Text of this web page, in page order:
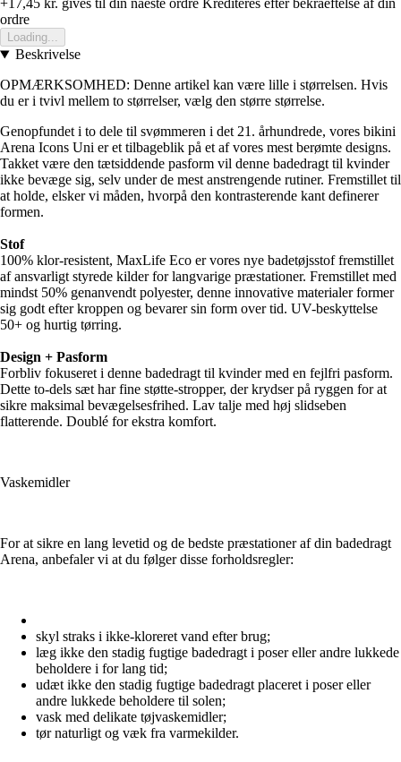
+17,45 kr. gives til din naeste ordre Krediteres efter bekraeftelse af din
ordre
Loading...
Beskrivelse
OPMÆRKSOMHED: Denne artikel kan være lille i størrelsen. Hvis
du er i tvivl mellem to størrelser, vælg den større størrelse.
Genopfundet i to dele til svømmeren i det 21. århundrede, vores bikini
Arena Icons Uni er et tilbageblik på et af vores mest berømte designs.
Takket være den tætsiddende pasform vil denne badedragt til kvinder
ikke bevæge sig, selv under de mest anstrengende rutiner. Fremstillet til
at holde, elsker vi måden, hvorpå den kontrasterende kant definerer
formen.
Stof
100% klor-resistent, MaxLife Eco er vores nye badetøjsstof fremstillet
af ansvarligt styrede kilder for langvarige præstationer. Fremstillet med
mindst 50% genanvendt polyester, denne innovative materialer former
sig godt efter kroppen og bevarer sin form over tid. UV-beskyttelse
50+ og hurtig tørring.
Design + Pasform
Forbliv fokuseret i denne badedragt til kvinder med en fejlfri pasform.
Dette to-dels sæt har fine støtte-stropper, der krydser på ryggen for at
sikre maksimal bevægelsesfrihed. Lav talje med høj slidseben
flatterende. Doublé for ekstra komfort.
Vaskemidler
For at sikre en lang levetid og de bedste præstationer af din badedragt
Arena, anbefaler vi at du følger disse forholdsregler:
skyl straks i ikke-kloreret vand efter brug;
læg ikke den stadig fugtige badedragt i poser eller andre lukkede
beholdere i for lang tid;
udæt ikke den stadig fugtige badedragt placeret i poser eller
andre lukkede beholdere til solen;
vask med delikate tøjvaskemidler;
tør naturligt og væk fra varmekilder.